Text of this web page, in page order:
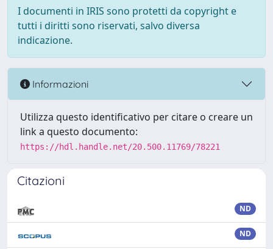
I documenti in IRIS sono protetti da copyright e
tutti i diritti sono riservati, salvo diversa
indicazione.
Informazioni
Utilizza questo identificativo per citare o creare un
link a questo documento:
https://hdl.handle.net/20.500.11769/78221
Citazioni
ND
ND